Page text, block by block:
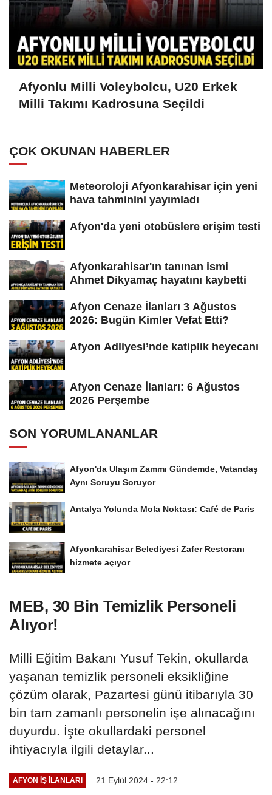
Afyonlu Milli Voleybolcu, U20 Erkek
Milli Takımı Kadrosuna Seçildi
ÇOK OKUNAN HABERLER
Meteoroloji Afyonkarahisar için yeni
hava tahminini yayımladı
Afyon'da yeni otobüslere erişim testi
Afyonkarahisar'ın tanınan ismi
Ahmet Dikyamaç hayatını kaybetti
Afyon Cenaze İlanları 3 Ağustos
2026: Bugün Kimler Vefat Etti?
Afyon Adliyesi’nde katiplik heyecanı
Afyon Cenaze İlanları: 6 Ağustos
2026 Perşembe
SON YORUMLANANLAR
Afyon'da Ulaşım Zammı Gündemde, Vatandaş
Aynı Soruyu Soruyor
Antalya Yolunda Mola Noktası: Café de Paris
Afyonkarahisar Belediyesi Zafer Restoranı
hizmete açıyor
MEB, 30 Bin Temizlik Personeli
Alıyor!
Milli Eğitim Bakanı Yusuf Tekin, okullarda
yaşanan temizlik personeli eksikliğine
çözüm olarak, Pazartesi günü itibarıyla 30
bin tam zamanlı personelin işe alınacağını
duyurdu. İşte okullardaki personel
ihtiyacıyla ilgili detaylar...
AFYON İŞ İLANLARI 21 Eylül 2024 - 22:12